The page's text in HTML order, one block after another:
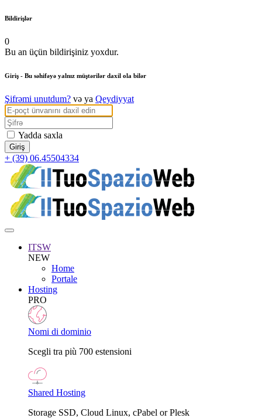
Bildirişlər
0
Bu an üçün bildirişiniz yoxdur.
Giriş - Bu səhifəyə yalnız müştərilər daxil ola bilər
Şifrəmi unutdum? və ya Qeydiyyat
Yadda saxla
+ (39) 06.45504334
ITSW
NEW
Home
Portale
Hosting
PRO
Nomi di dominio
Scegli tra più 700 estensioni
Shared Hosting
Storage SSD, Cloud Linux, cPabel or Plesk